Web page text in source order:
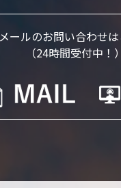
メールのお問い合わせ
（24時間受付中！）